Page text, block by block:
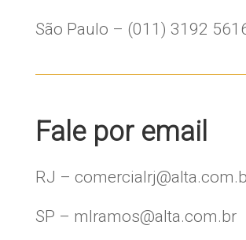
São Paulo – (011) 3192
Fale por email
RJ –
SP – mlramos@alta.com.br